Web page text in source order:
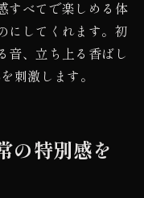
すべてで楽しめる体
にしてくれます。初
音、立ち上る香ばし
刺激します。
の特別感を